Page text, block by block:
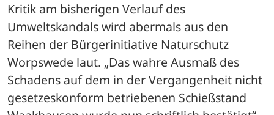
Kritik am bisherigen Verlauf des
Umweltskandals wird abermals aus den
Reihen der Bürgerinitiative Naturschutz
Worpswede laut. „Das wahre Ausmaß des
Schadens auf dem in der Vergangenheit nicht
gesetzeskonform betriebenen Schießstand